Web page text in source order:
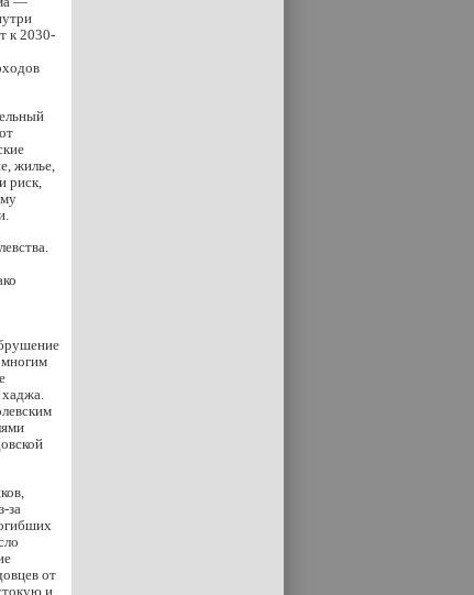
к 2030-
жилье,
риск,
многим
хаджа.
за
от
и